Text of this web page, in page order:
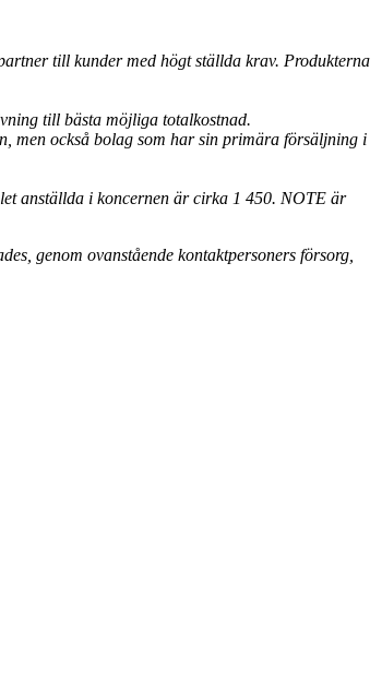
till kunder med högt ställda krav. Produkterna
till bästa möjliga totalkostnad.
men också bolag som har sin primära försäljning i
anställda i koncernen är cirka 1 450. NOTE är
genom ovanstående kontaktpersoners försorg,